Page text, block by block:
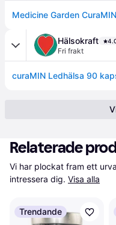
Medicine Garden
Hälsokraft
Fri frakt
curaMIN Ledhälsa 90
Relaterade
Vi har plockat fram ett
intressera dig. Visa alla
Trendande